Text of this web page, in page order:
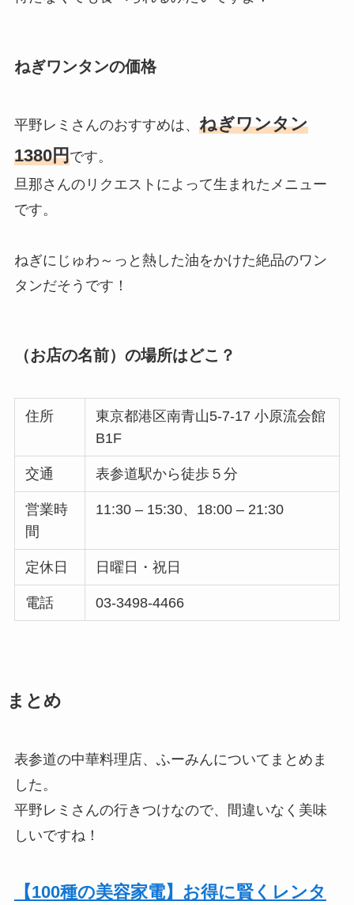
ねぎワンタンの価格
平野レミさんのおすすめは、 ねぎワンタン
1380円です。
旦那さんのリクエストによって生まれたメニュー
です。
ねぎにじゅわ～っと熱した油をかけた絶品のワン
タンだそうです！
（お店の名前）の場所はどこ？
住所
東京都港区南青山5-7-17 小原流会館
B1F
交通 表参道駅から徒歩５分
営業時
間
11:30 – 15:30、18:00 – 21:30
定休日 日曜日・祝日
電話 03-3498-4466
まとめ
表参道の中華料理店、ふーみんについてまとめま
した。
平野レミさんの行きつけなので、間違いなく美味
しいですね！
【100種の美容家電】お得に賢くレンタ